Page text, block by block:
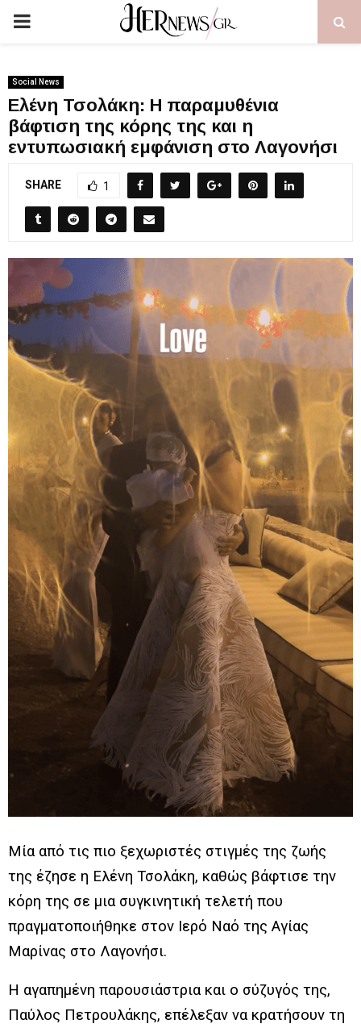
PRIMARY
Social News
Ελένη Τσολάκη: Η παραμυθένια
βάφτιση της κόρης της και η
εντυπωσιακή εμφάνιση στο Λαγονήσι
SHARE 1
Μία από τις πιο ξεχωριστές στιγμές της ζωής
της έζησε η Ελένη Τσολάκη, καθώς βάφτισε την
κόρη της σε μια συγκινητική τελετή που
πραγματοποιήθηκε στον Ιερό Ναό της Αγίας
Μαρίνας στο Λαγονήσι.
Η αγαπημένη παρουσιάστρια και ο σύζυγός της,
Παύλος Πετρουλάκης, επέλεξαν να κρατήσουν τη